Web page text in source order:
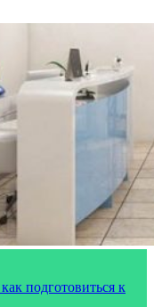
подготовиться к